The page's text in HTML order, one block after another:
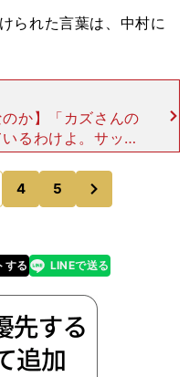
られた言葉は、中村に
か】「カズさんの
るわけよ。サッカ
よって。『楽しい
、お互いの発想を
4 5
する
line LINEで送る